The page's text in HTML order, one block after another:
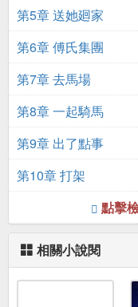
第5章 送她廻家
第6章 傅氏集團
第7章 去馬場
第8章 一起騎馬
第9章 出了點事
第10章 打架
點擊
相關小說閱